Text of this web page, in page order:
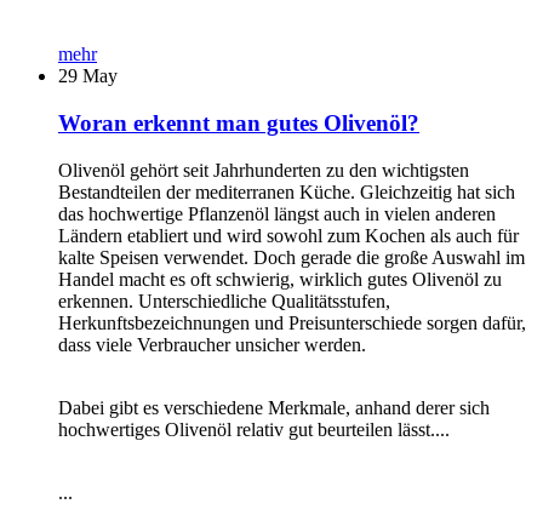
mehr
29 May
Woran erkennt man gutes Olivenöl?
Olivenöl gehört seit Jahrhunderten zu den wichtigsten
Bestandteilen der mediterranen Küche. Gleichzeitig hat sich
das hochwertige Pflanzenöl längst auch in vielen anderen
Ländern etabliert und wird sowohl zum Kochen als auch für
kalte Speisen verwendet. Doch gerade die große Auswahl im
Handel macht es oft schwierig, wirklich gutes Olivenöl zu
erkennen. Unterschiedliche Qualitätsstufen,
Herkunftsbezeichnungen und Preisunterschiede sorgen dafür,
dass viele Verbraucher unsicher werden.
Dabei gibt es verschiedene Merkmale, anhand derer sich
hochwertiges Olivenöl relativ gut beurteilen lässt....
...